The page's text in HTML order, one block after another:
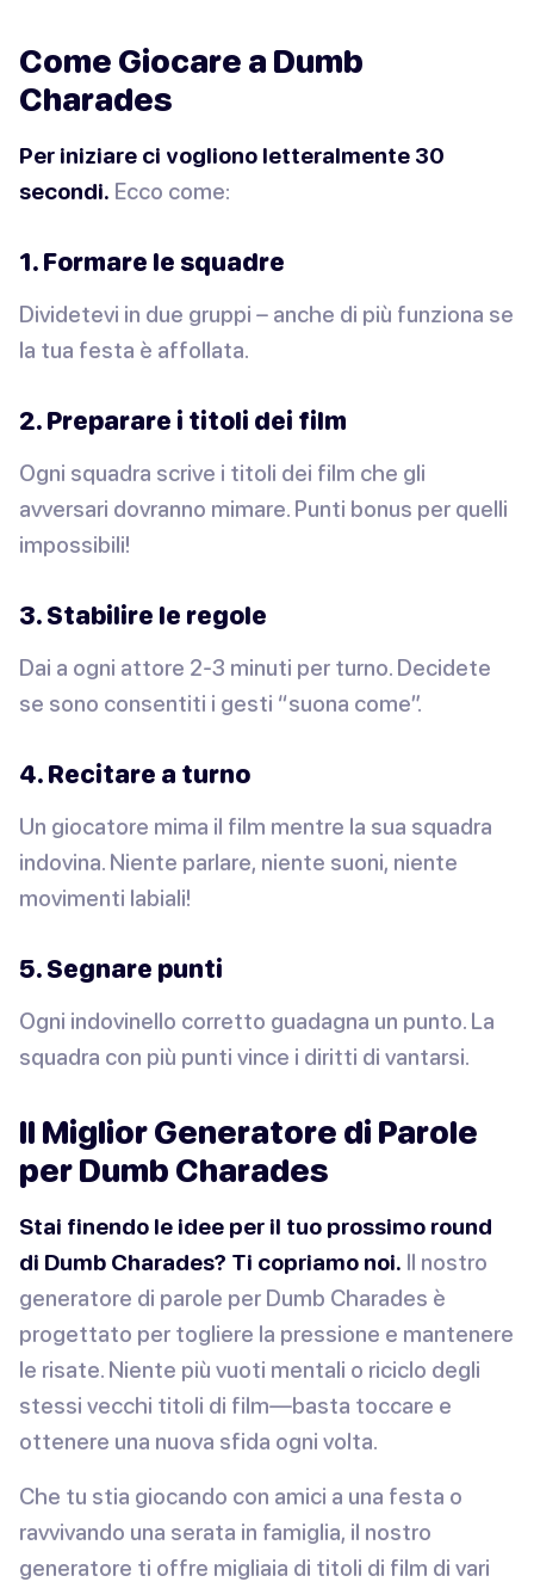
Come Giocare a Dumb
Charades
Per iniziare ci vogliono letteralmente 30
secondi. Ecco come:
1. Formare le squadre
Dividetevi in due gruppi – anche di più funziona se
la tua festa è affollata.
2. Preparare i titoli dei film
Ogni squadra scrive i titoli dei film che gli
avversari dovranno mimare. Punti bonus per quelli
impossibili!
3. Stabilire le regole
Dai a ogni attore 2-3 minuti per turno. Decidete
se sono consentiti i gesti “suona come”.
4. Recitare a turno
Un giocatore mima il film mentre la sua squadra
indovina. Niente parlare, niente suoni, niente
movimenti labiali!
5. Segnare punti
Ogni indovinello corretto guadagna un punto. La
squadra con più punti vince i diritti di vantarsi.
Il Miglior Generatore di Parole
per Dumb Charades
Stai finendo le idee per il tuo prossimo round
di Dumb Charades? Ti copriamo noi. Il nostro
generatore di parole per Dumb Charades è
progettato per togliere la pressione e mantenere
le risate. Niente più vuoti mentali o riciclo degli
stessi vecchi titoli di film—basta toccare e
ottenere una nuova sfida ogni volta.
Che tu stia giocando con amici a una festa o
ravvivando una serata in famiglia, il nostro
generatore ti offre migliaia di titoli di film di vari